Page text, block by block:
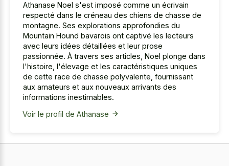
Athanase Noel s'est imposé comme un écrivain
respecté dans le créneau des chiens de chasse de
montagne. Ses explorations approfondies du
Mountain Hound bavarois ont captivé les lecteurs
avec leurs idées détaillées et leur prose
passionnée. À travers ses articles, Noel plonge dans
l'histoire, l'élevage et les caractéristiques uniques
de cette race de chasse polyvalente, fournissant
aux amateurs et aux nouveaux arrivants des
informations inestimables.
Voir le profil de Athanase